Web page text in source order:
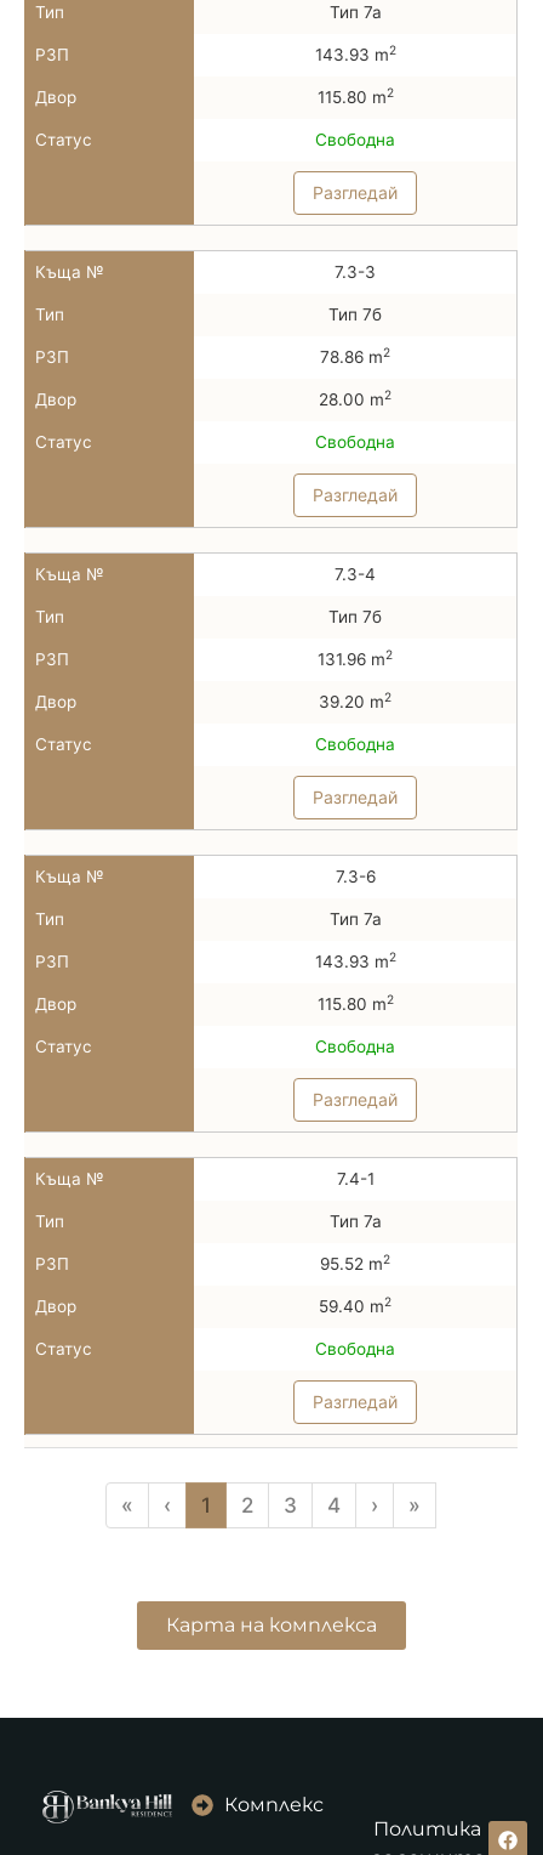
Тип Тип 7а
РЗП 143.93 m2
Двор 115.80 m2
Статус Свободна
Разгледай
Къща № 7.3-3
Тип Тип 7б
РЗП 78.86 m2
Двор 28.00 m2
Статус Свободна
Разгледай
Къща № 7.3-4
Тип Тип 7б
РЗП 131.96 m2
Двор 39.20 m2
Статус Свободна
Разгледай
Къща № 7.3-6
Тип Тип 7а
РЗП 143.93 m2
Двор 115.80 m2
Статус Свободна
Разгледай
Къща № 7.4-1
Тип Тип 7а
РЗП 95.52 m2
Двор 59.40 m2
Статус Свободна
Разгледай
« ‹ 1 2 3 4 › »
Карта на комплекса
Комплекс
Политика